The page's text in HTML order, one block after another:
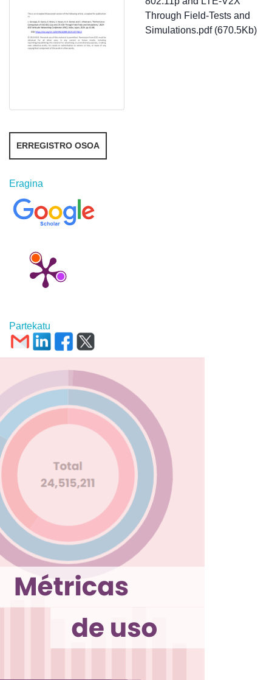
Through Field-Tests and
Simulations.pdf (670.5Kb)
ERREGISTRO OSOA
Eragina
Partekatu